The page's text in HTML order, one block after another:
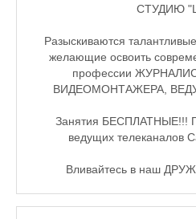
СТУДИЮ
Разыскиваются
желающие освоить
профессии
ВИДЕОМОНТАЖЕРА,
Занятия БЕСПЛАТНЫЕ!!!
ведущих телеканалов
Вливайтесь в наш